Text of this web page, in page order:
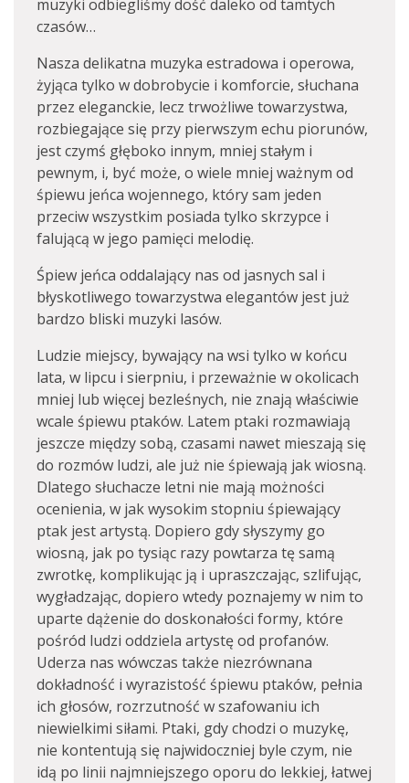
muzyki odbiegliśmy dość daleko od tamtych
czasów…
Nasza delikatna muzyka estradowa i operowa,
żyjąca tylko w dobrobycie i komforcie, słuchana
przez eleganckie, lecz trwożliwe towarzystwa,
rozbiegające się przy pierwszym echu piorunów,
jest czymś głęboko innym, mniej stałym i
pewnym, i, być może, o wiele mniej ważnym od
śpiewu jeńca wojennego, który sam jeden
przeciw wszystkim posiada tylko skrzypce i
falującą w jego pamięci melodię.
Śpiew jeńca oddalający nas od jasnych sal i
błyskotliwego towarzystwa elegantów jest już
bardzo bliski muzyki lasów.
Ludzie miejscy, bywający na wsi tylko w końcu
lata, w lipcu i sierpniu, i przeważnie w okolicach
mniej lub więcej bezleśnych, nie znają właściwie
wcale śpiewu ptaków. Latem ptaki rozmawiają
jeszcze między sobą, czasami nawet mieszają się
do rozmów ludzi, ale już nie śpiewają jak wiosną.
Dlatego słuchacze letni nie mają możności
ocenienia, w jak wysokim stopniu śpiewający
ptak jest artystą. Dopiero gdy słyszymy go
wiosną, jak po tysiąc razy powtarza tę samą
zwrotkę, komplikując ją i upraszczając, szlifując,
wygładzając, dopiero wtedy poznajemy w nim to
uparte dążenie do doskonałości formy, które
pośród ludzi oddziela artystę od profanów.
Uderza nas wówczas także niezrównana
dokładność i wyrazistość śpiewu ptaków, pełnia
ich głosów, rozrzutność w szafowaniu ich
niewielkimi siłami. Ptaki, gdy chodzi o muzykę,
nie kontentują się najwidoczniej byle czym, nie
idą po linii najmniejszego oporu do lekkiej, łatwej